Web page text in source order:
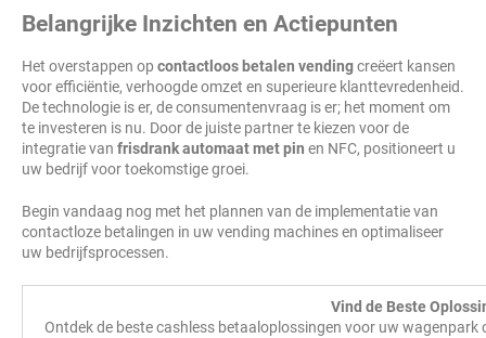
Belangrijke Inzichten en Actiepunten
Het overstappen op contactloos betalen vendingcreëert kansen
voor efficiëntie, verhoogde omzet en superieure klanttevredenheid.
De technologie is er, de consumentenvraag is er; het moment om
te investeren is nu. Door de juiste partner te kiezen voor de
integratie van frisdrank automaat met pin en NFC, positioneert u
uw bedrijf voor toekomstige groei.
Begin vandaag nog met het plannen van de implementatie van
contactloze betalingen in uw vending machines en optimaliseer
uw bedrijfsprocessen.
Vind de Beste
Ontdek de beste cashless betaaloplossingen voor uw